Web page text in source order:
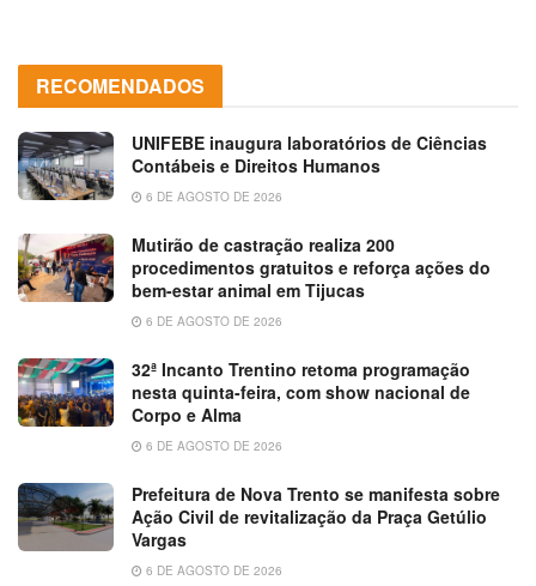
RECOMENDADOS
UNIFEBE inaugura laboratórios de Ciências
Contábeis e Direitos Humanos
6 DE AGOSTO DE 2026
Mutirão de castração realiza 200
procedimentos gratuitos e reforça ações do
bem-estar animal em Tijucas
6 DE AGOSTO DE 2026
32ª Incanto Trentino retoma programação
nesta quinta-feira, com show nacional de
Corpo e Alma
6 DE AGOSTO DE 2026
Prefeitura de Nova Trento se manifesta sobre
Ação Civil de revitalização da Praça Getúlio
Vargas
6 DE AGOSTO DE 2026